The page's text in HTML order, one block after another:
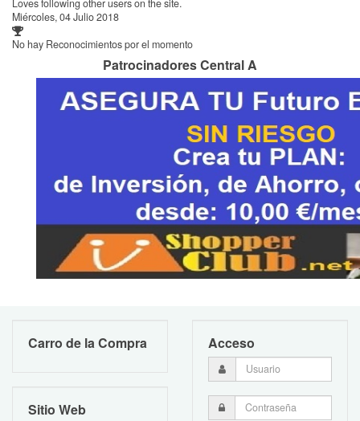
Miércoles, 04 Julio 2018
No hay Reconocimientos por el momento
Patrocinadores Central A
Carro de la Compra
Sitio Web
Acceso